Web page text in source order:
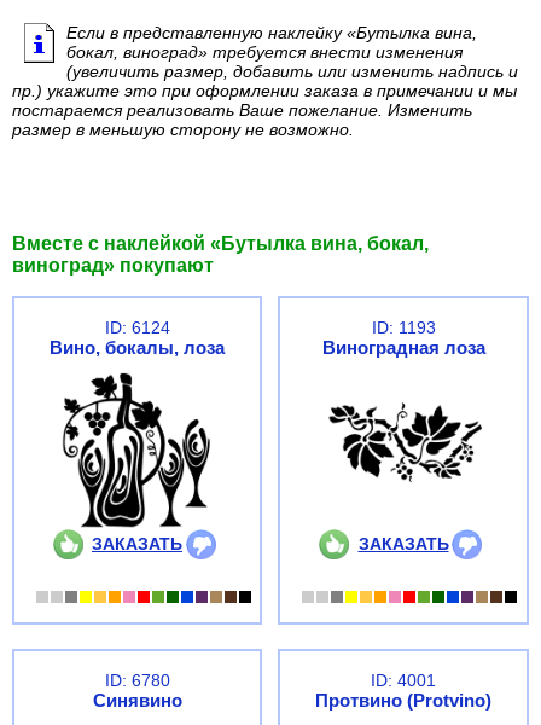
Если в представленную наклейку «Бутылка вина,
бокал, виноград» требуется внести изменения
(увеличить размер, добавить или изменить надпись и
пр.) укажите это при оформлении заказа в примечании и мы
постараемся реализовать Ваше пожелание. Изменить
размер в меньшую сторону не возможно.
Вместе с наклейкой «Бутылка вина, бокал,
виноград» покупают
ID: 6124
Вино, бокалы, лоза
ЗАКАЗАТЬ
ID: 1193
Виноградная лоза
ЗАКАЗАТЬ
ID: 6780
Синявино
ID: 4001
Протвино (Protvino)